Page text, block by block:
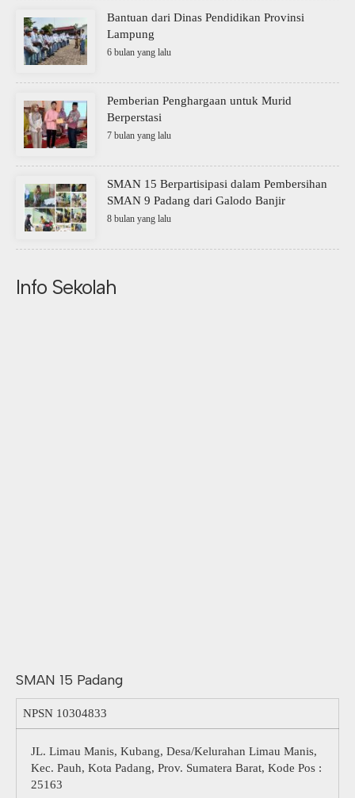
Bantuan dari Dinas Pendidikan Provinsi
Lampung
6 bulan yang lalu
Pemberian Penghargaan untuk Murid
Berperstasi
7 bulan yang lalu
SMAN 15 Berpartisipasi dalam Pembersihan
SMAN 9 Padang dari Galodo Banjir
8 bulan yang lalu
Info Sekolah
SMAN 15 Padang
NPSN 10304833
JL. Limau Manis, Kubang, Desa/Kelurahan Limau Manis,
Kec. Pauh, Kota Padang, Prov. Sumatera Barat, Kode Pos :
25163